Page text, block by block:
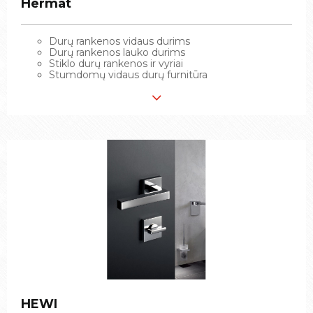
Hermat
Durų rankenos vidaus durims
Durų rankenos lauko durims
Stiklo durų rankenos ir vyriai
Stumdomų vidaus durų furnitūra
Hermat
Durų rankenos vidaus durims
Durų rankenos lauko durims
Stiklo durų rankenos ir vyriai
Stumdomų vidaus durų furnitūra
HEWI
HEWI